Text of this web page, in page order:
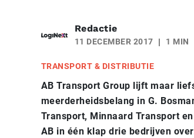
Redactie
11 DECEMBER 2017 1 MIN
TRANSPORT & DISTRIBUTIE
AB Transport Group lijft maar
meerderheidsbelang in G.
Transport, Minnaard Transport
AB in één klap drie bedrijven